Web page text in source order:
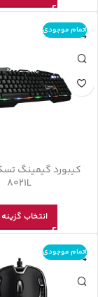
اتمام موجودی
8021L
انتخاب
اتمام موجودی